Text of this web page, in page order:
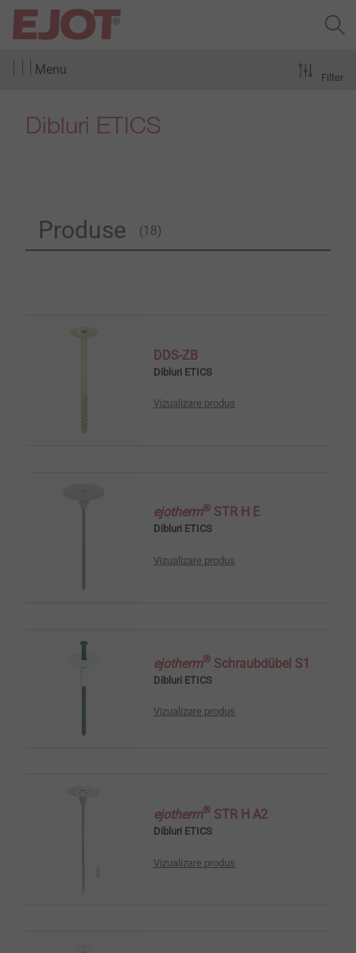
Menu
Dibluri ETICS
Produse (18)
Filter
DDS-ZB
Dibluri ETICS
Vizualizare produs
ejotherm® STR H E
Dibluri ETICS
Vizualizare produs
ejotherm® Schraubdübel S1
Dibluri ETICS
Vizualizare produs
ejotherm® STR H A2
Dibluri ETICS
Vizualizare produs